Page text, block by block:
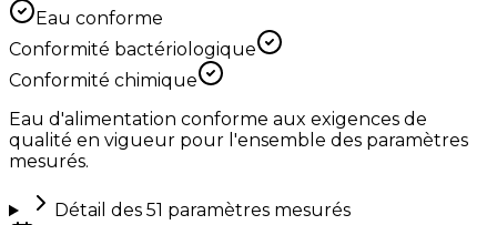
Eau conforme
Conformité bactériologique
Conformité chimique
Eau d'alimentation conforme aux exigences de
qualité en vigueur pour l'ensemble des paramètres
mesurés.
Détail des 51 paramètres mesurés